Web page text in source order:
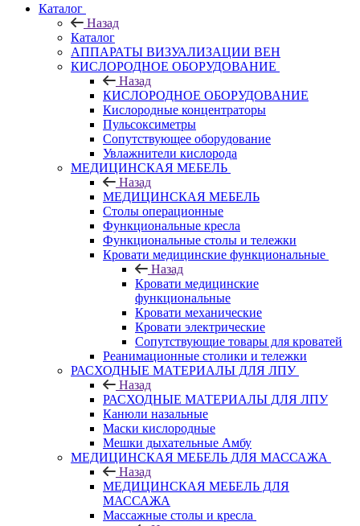
Каталог
Назад
Каталог
АППАРАТЫ ВИЗУАЛИЗАЦИИ ВЕН
КИСЛОРОДНОЕ ОБОРУДОВАНИЕ
Назад
КИСЛОРОДНОЕ ОБОРУДОВАНИЕ
Кислородные концентраторы
Пульсоксиметры
Сопутствующее оборудование
Увлажнители кислорода
МЕДИЦИНСКАЯ МЕБЕЛЬ
Назад
МЕДИЦИНСКАЯ МЕБЕЛЬ
Столы операционные
Функциональные кресла
Функциональные столы и тележки
Кровати медицинские функциональные
Назад
Кровати медицинские
функциональные
Кровати механические
Кровати электрические
Сопутствующие товары для кроватей
Реанимационные столики и тележки
РАСХОДНЫЕ МАТЕРИАЛЫ ДЛЯ ЛПУ
Назад
РАСХОДНЫЕ МАТЕРИАЛЫ ДЛЯ ЛПУ
Канюли назальные
Маски кислородные
Мешки дыхательные Амбу
МЕДИЦИНСКАЯ МЕБЕЛЬ ДЛЯ МАССАЖА
Назад
МЕДИЦИНСКАЯ МЕБЕЛЬ ДЛЯ
МАССАЖА
Массажные столы и кресла